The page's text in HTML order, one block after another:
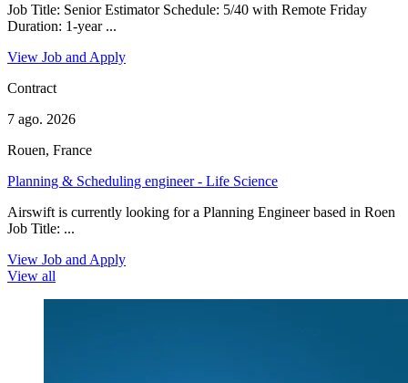
Job Title: Senior Estimator Schedule: 5/40 with Remote Friday
Duration: 1-year ...
View Job and Apply
Contract
7 ago. 2026
Rouen, France
Planning & Scheduling engineer - Life Science
Airswift is currently looking for a Planning Engineer based in Roen
Job Title: ...
View Job and Apply
View all